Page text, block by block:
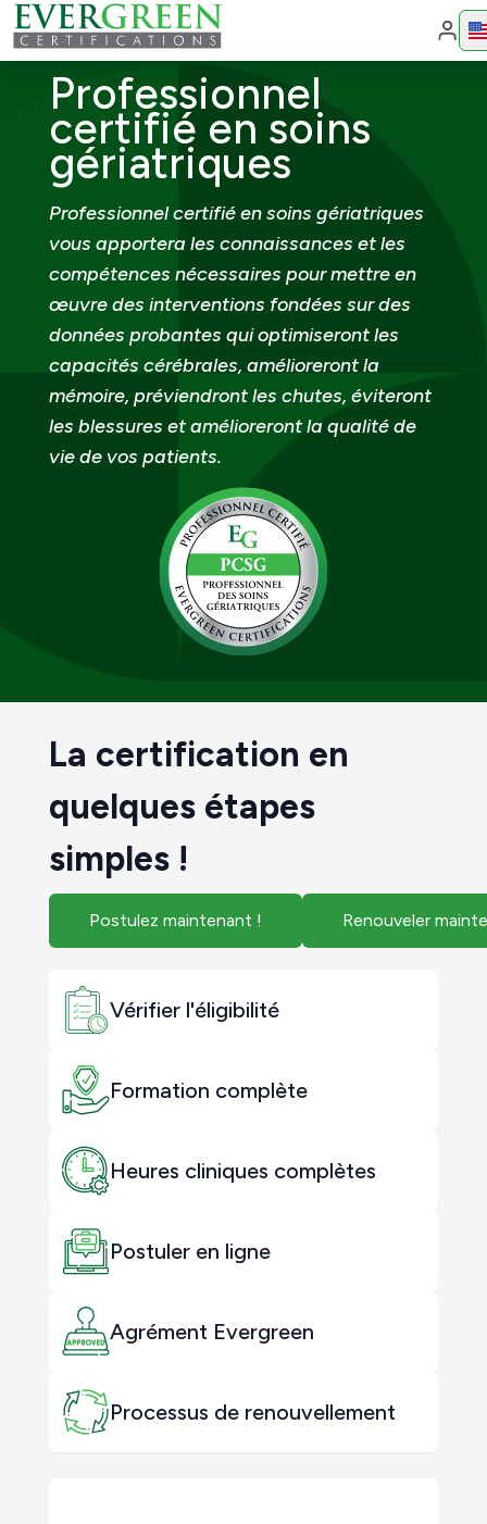
Professionnel
certifié en soins
gériatriques
Professionnel certifié en soins gériatriques
vous apportera les connaissances et les
compétences nécessaires pour mettre en
œuvre des interventions fondées sur des
données probantes qui optimiseront les
capacités cérébrales, amélioreront la
mémoire, préviendront les chutes, éviteront
les blessures et amélioreront la qualité de
vie de vos patients.
La certification en
quelques étapes
simples !
Postulez maintenant ! Renouveler
Vérifier l'éligibilité
Formation complète
Heures cliniques complètes
Postuler en ligne
Agrément Evergreen
Processus de renouvellement